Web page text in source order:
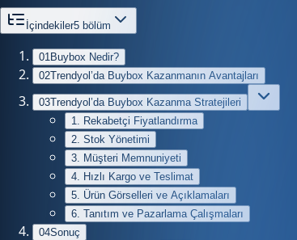
İçindekiler5 bölüm
01 Buybox Nedir?
02Trendyol’da Buybox Kazanmanın Avantajları
03Trendyol’da Buybox Kazanma Stratejileri
1. Rekabetçi Fiyatlandırma
2. Stok Yönetimi
3. Müşteri Memnuniyeti
4. Hızlı Kargo ve Teslimat
5. Ürün Görselleri ve Açıklamaları
6. Tanıtım ve Pazarlama Çalışmaları
04Sonuç